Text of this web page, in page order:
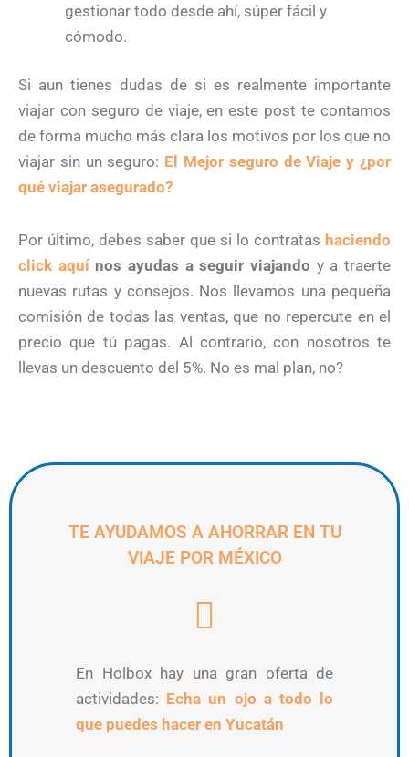
gestionar todo desde ahí, súper fácil y
cómodo.
Si aun tienes dudas de si es realmente importante
viajar con seguro de viaje, en este post te contamos
de forma mucho más clara los motivos por los que no
viajar sin un seguro: El Mejor seguro de Viaje y ¿por
qué viajar asegurado?
Por último, debes saber que si lo contratas haciendo
click aquí nos ayudas a seguir viajando y a traerte
nuevas rutas y consejos. Nos llevamos una pequeña
comisión de todas las ventas, que no repercute en el
precio que tú pagas. Al contrario, con nosotros te
llevas un descuento del 5%. No es mal plan, no?
TE AYUDAMOS A AHORRAR EN TU
VIAJE POR MÉXICO
En Holbox hay una gran oferta de
actividades: Echa un ojo a todo lo
que puedes hacer en Yucatán